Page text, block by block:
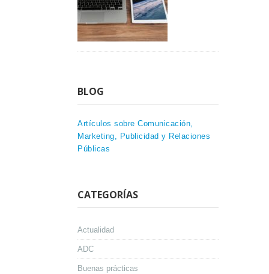
BLOG
Artículos sobre Comunicación,
Marketing, Publicidad y Relaciones
Públicas
CATEGORÍAS
Actualidad
ADC
Buenas prácticas